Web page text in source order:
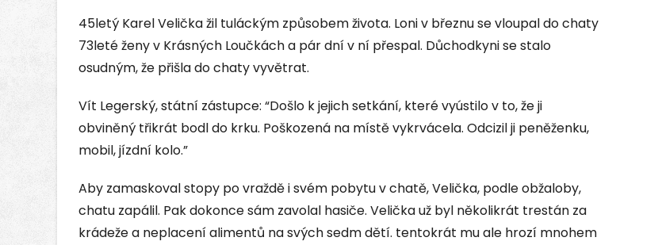
45letý Karel Velička žil tuláckým způsobem života. Loni v březnu se vloupal do chaty
73leté ženy v Krásných Loučkách a pár dní v ní přespal. Důchodkyni se stalo
osudným, že přišla do chaty vyvětrat.
Vít Legerský, státní zástupce: “Došlo k jejich setkání, které vyústilo v to, že ji
obviněný třikrát bodl do krku. Poškozená na místě vykrvácela. Odcizil ji peněženku,
mobil, jízdní kolo.”
Aby zamaskoval stopy po vraždě i svém pobytu v chatě, Velička, podle obžaloby,
chatu zapálil. Pak dokonce sám zavolal hasiče. Velička už byl několikrát trestán za
krádeže a neplacení alimentů na svých sedm dětí. tentokrát mu ale hrozí mnohem